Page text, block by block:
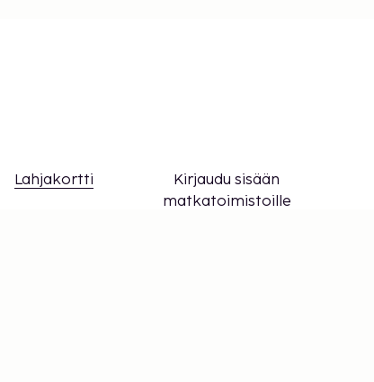
Lahjakortti
Kirjaudu sisään
matkatoimistoille